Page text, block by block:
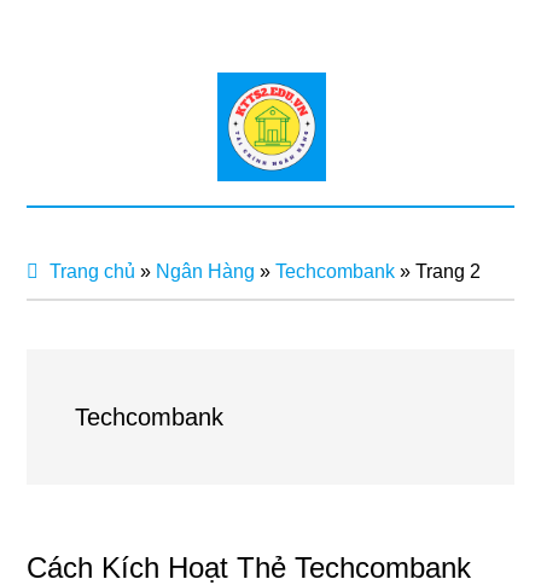
Trang chủ » Ngân Hàng »Techcombank »Trang 2
Techcombank
Cách Kích Hoạt Thẻ Techcombank